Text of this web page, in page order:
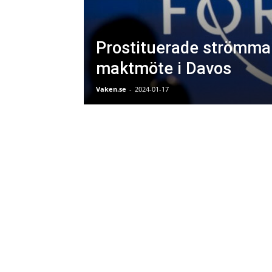
Prostituerade
maktmöte i Davos
Vaken.se - 2024-01-17